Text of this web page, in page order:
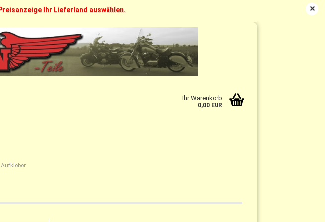
Callback Service
Sprache auswählen
Lieferland
Ihr Warenkorb
0,00 EUR
Ihr Lieferland auswählen.